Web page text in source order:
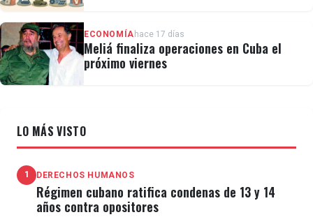
ECONOMÍA hace 17 días
Meliá finaliza operaciones en Cuba el
próximo viernes
LO MÁS VISTO
1 DERECHOS HUMANOS
Régimen cubano ratifica condenas de 13 y 14
años contra opositores